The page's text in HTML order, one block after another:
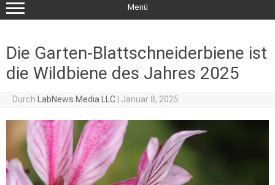
Menü
Die Garten-Blattschneiderbiene ist
die Wildbiene des Jahres 2025
Durch LabNews Media LLC Januar 8, 2025